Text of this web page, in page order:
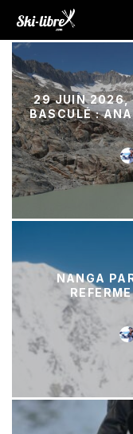
29 JUIN 2026,
BASCULÉ :
NANGA